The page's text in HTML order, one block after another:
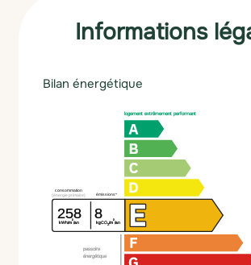
Informations
Bilan énergétique
passoire
énergétique
logement extrêmement performant
consommation
(énergie primaire)
258
kWh/m²/an
émissions*
8
kgCO2/m
²
/an